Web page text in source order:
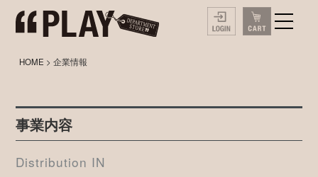
HOME > 企業情報
事業内容
Distribution IN